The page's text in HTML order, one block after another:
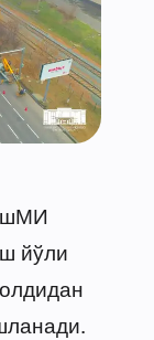
йўли